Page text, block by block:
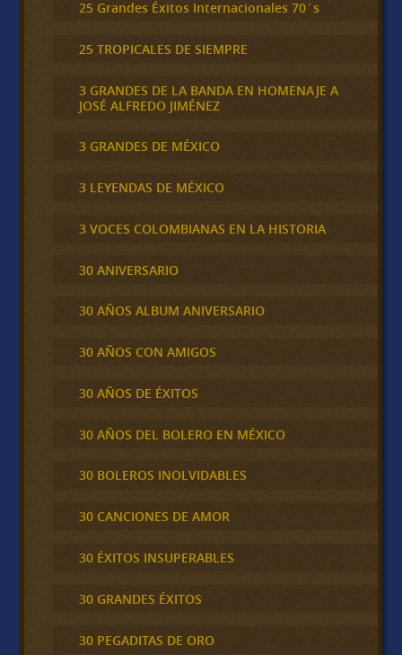
25 Grandes Éxitos Internacionales 70´s
25 TROPICALES DE SIEMPRE
3 GRANDES DE LA BANDA EN HOMENAJE A
JOSÉ ALFREDO JIMÉNEZ
3 GRANDES DE MÉXICO
3 LEYENDAS DE MÉXICO
3 VOCES COLOMBIANAS EN LA HISTORIA
30 ANIVERSARIO
30 AÑOS ALBUM ANIVERSARIO
30 AÑOS CON AMIGOS
30 AÑOS DE ÉXITOS
30 AÑOS DEL BOLERO EN MÉXICO
30 BOLEROS INOLVIDABLES
30 CANCIONES DE AMOR
30 ÉXITOS INSUPERABLES
30 GRANDES ÉXITOS
30 PEGADITAS DE ORO